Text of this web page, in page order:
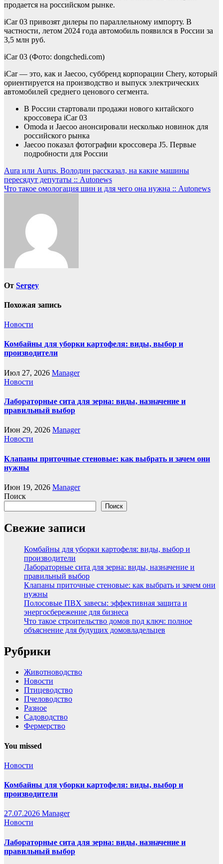
продается на российском рынке.
iCar 03 привозят дилеры по параллельному импорту. В
частности, летом 2024 года автомобиль появился в России за
3,5 млн руб.
iCar 03 (Фото: dongchedi.com)
iCar — это, как и Jaecoo, суббренд корпорации Chery, который
ориентируется на производство и выпуск электрических
автомобилей среднего ценового сегмента.
В России стартовали продажи нового китайского
кроссовера iCar 03
Omoda и Jaecoo анонсировали несколько новинок для
российского рынка
Jaecoo показал фотографии кроссовера J5. Первые
подробности для России
Навигация
по
Aura или Aurus. Володин рассказал, на какие машины
пересядут депутаты :: Autonews
Что такое омологация шин и для чего она нужна :: Autonews
От Sergey
Похожая запись
Новости
Комбайны для уборки картофеля: виды, выбор и
производители
Июл 27, 2026 Manager
Новости
Лабораторные сита для зерна: виды, назначение и
правильный выбор
Июн 29, 2026 Manager
Новости
Клапаны приточные стеновые: как выбрать и зачем они
нужны
Июн 19, 2026 Manager
Поиск
Поиск
Свежие записи
Комбайны для уборки картофеля: виды, выбор и
производители
Лабораторные сита для зерна: виды, назначение и
правильный выбор
Клапаны приточные стеновые: как выбрать и зачем они
нужны
Полосовые ПВХ завесы: эффективная защита и
энергосбережение для бизнеса
Что такое строительство домов под ключ: полное
объяснение для будущих домовладельцев
Рубрики
Животноводство
Новости
Птицеводство
Пчеловодство
Разное
Садоводство
Фермерство
You missed
Новости
Комбайны для уборки картофеля: виды, выбор и
производители
27.07.2026 Manager
Новости
Лабораторные сита для зерна: виды, назначение и
правильный выбор